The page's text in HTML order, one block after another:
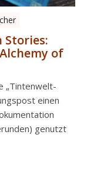
Stories:
of
„Tintenwelt-
einen
genutzt